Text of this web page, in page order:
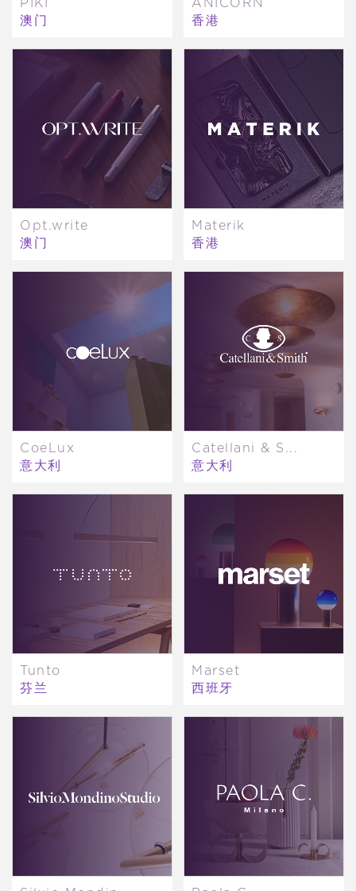
PIKI
澳门
ANICORN
香港
Opt.write
澳门
Materik
香港
CoeLux
意大利
Catellani & S...
意大利
Tunto
芬兰
Marset
西班牙